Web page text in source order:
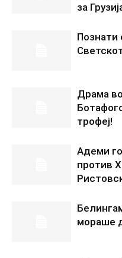
за
Познати
Драма
трофеј!
Адеми
против
мораше